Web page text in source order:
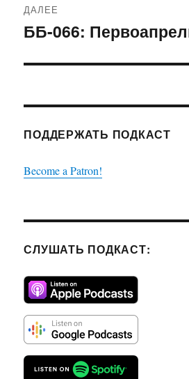
ДАЛЕЕ
Следующая
ББ-066:
ПОДДЕРЖАТЬ ПОДКАСТ
Become a Patron!
СЛУШАТЬ ПОДКАСТ: